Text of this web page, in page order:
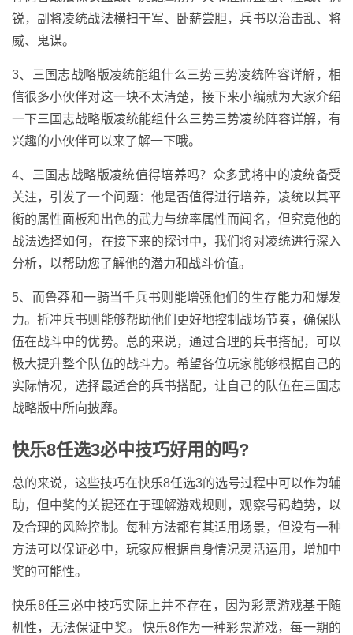
锐，副将凌统战法横扫干军、卧薪尝胆，兵书以治击乱、将
威、鬼谋。
3、三国志战略版凌统能组什么三势三势凌统阵容详解，相
信很多小伙伴对这一块不太清楚，接下来小编就为大家介绍
一下三国志战略版凌统能组什么三势三势凌统阵容详解，有
兴趣的小伙伴可以来了解一下哦。
4、三国志战略版凌统值得培养吗？众多武将中的凌统备受
关注，引发了一个问题：他是否值得进行培养，凌统以其平
衡的属性面板和出色的武力与统率属性而闻名，但究竟他的
战法选择如何，在接下来的探讨中，我们将对凌统进行深入
分析，以帮助您了解他的潜力和战斗价值。
5、而鲁莽和一骑当千兵书则能增强他们的生存能力和爆发
力。折冲兵书则能够帮助他们更好地控制战场节奏，确保队
伍在战斗中的优势。总的来说，通过合理的兵书搭配，可以
极大提升整个队伍的战斗力。希望各位玩家能够根据自己的
实际情况，选择最适合的兵书搭配，让自己的队伍在三国志
战略版中所向披靡。
快乐8任选3必中技巧好用的吗?
总的来说，这些技巧在快乐8任选3的选号过程中可以作为辅
助，但中奖的关键还在于理解游戏规则，观察号码趋势，以
及合理的风险控制。每种方法都有其适用场景，但没有一种
方法可以保证必中，玩家应根据自身情况灵活运用，增加中
奖的可能性。
快乐8任三必中技巧实际上并不存在，因为彩票游戏基于随
机性，无法保证中奖。 快乐8作为一种彩票游戏，每一期的